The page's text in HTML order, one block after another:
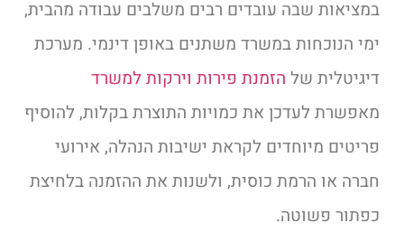
במציאות שבה עובדים רבים משלבים עבודה מהבית,
ימי הנוכחות במשרד משתנים באופן דינמי. מערכת
דיגיטלית של הזמנת פירות וירקות למשרד
מאפשרת לעדכן את כמויות התוצרת בקלות, להוסיף
פריטים מיוחדים לקראת ישיבות הנהלה, אירועי
חברה או הרמת כוסית, ולשנות את ההזמנה בלחיצת
כפתור פשוטה.